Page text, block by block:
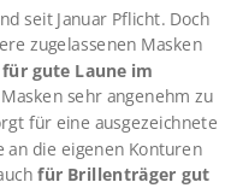
seit Januar Pflicht. Doch
zugelassenen Masken
gute Laune im
sehr angenehm zu
für eine ausgezeichnete
an die eigenen Konturen
für Brillenträger gut